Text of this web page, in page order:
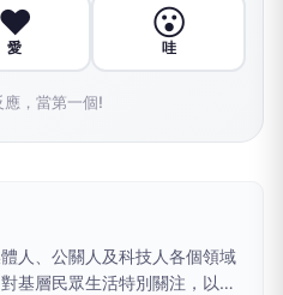
❤️
愛
😮
哇
，當第一個!
人、公關人及科技人各個領域
基層民眾生活特別關注，以提